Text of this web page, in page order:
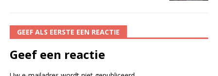
GEEF ALS EERSTE EEN REACTIE
Geef een reactie